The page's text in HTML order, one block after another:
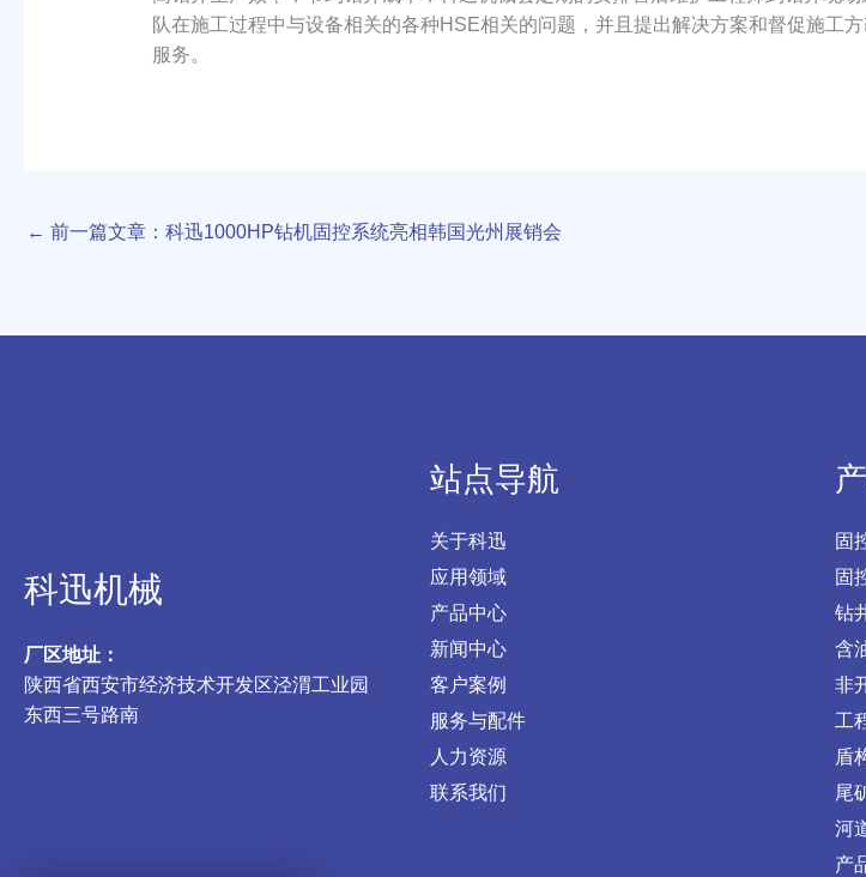
队在施工过程中与设备相关的各种HSE相关的问题，并且提出解决方案和督促施工
服务。
← 前一篇文章：科迅1000HP钻机固控系统亮相韩国光州展销会
科迅机械
厂区地址：
陕西省西安市经济技术开发区泾渭工业园
东西三号路南
站点导航
关于科迅
应用领域
产品中心
新闻中心
客户案例
服务与配件
人力资源
联系我们
固
固
钻
含
非
工
盾
尾
河
产